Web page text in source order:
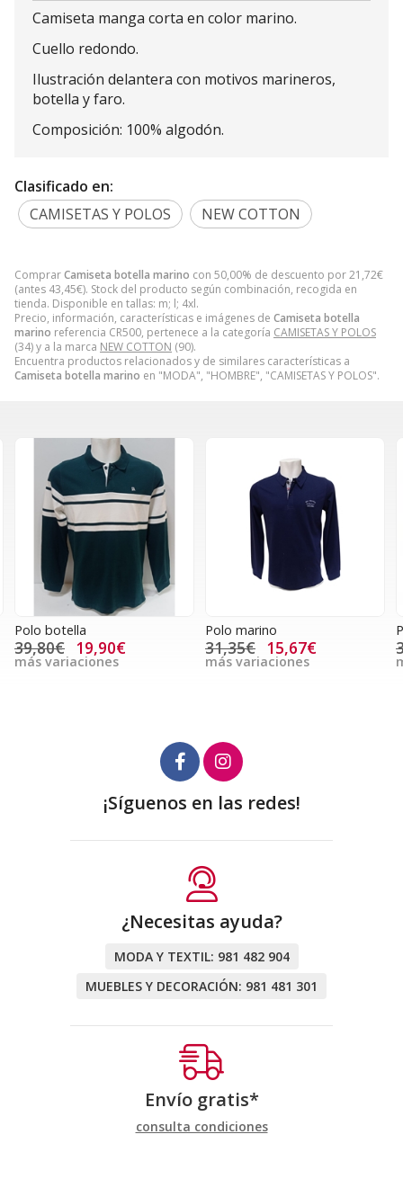
ComprarCamiseta botella marino con 50,00% de descuento por21,72€
(antes 43,45€). Stock del producto según combinación, recogida en
tienda. Disponible en tallas: m; l; 4xl.
Precio, información, características e imágenes de Camiseta botella
marino referencia CR500, pertenece a la categoría CAMISETAS Y POLOS
(34) y a la marca NEW COTTON (90).
Encuentra productos relacionados y de similares características a
Camiseta botella marino en "MODA", "HOMBRE", "CAMISETAS Y POLOS".
Camiseta manga corta en color marino.
Cuello redondo.
Ilustración delantera con motivos marineros,
botella y faro.
Composición: 100% algodón.
Clasificado en:
CAMISETAS Y POLOS
NEW COTTON
Polo botella
39,80€ 19,90€
más variaciones
Polo marino
31,35€ 15,67€
más variaciones
¡Síguenos en las redes!
¿Necesitas ayuda?
MODA Y TEXTIL: 981 482 904
MUEBLES Y DECORACIÓN: 981 481 301
Envío gratis*
consulta condiciones